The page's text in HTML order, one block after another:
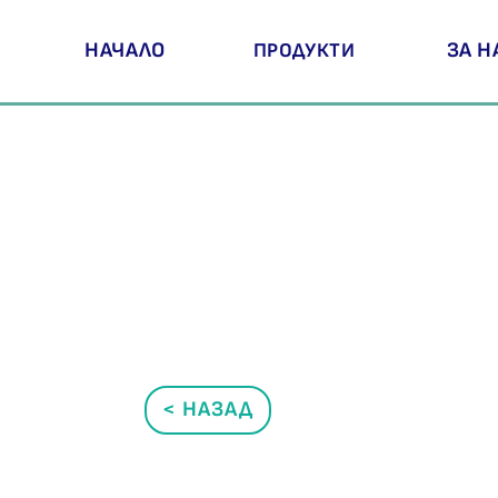
НАЧАЛО ПРОДУКТИ ЗА
< НАЗАД